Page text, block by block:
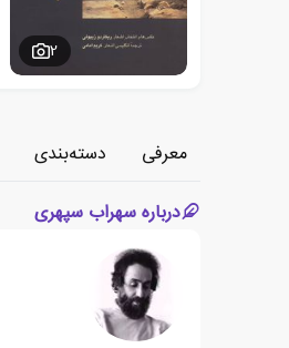
2
معرفی دسته‌بندی
درباره سهراب سپهری